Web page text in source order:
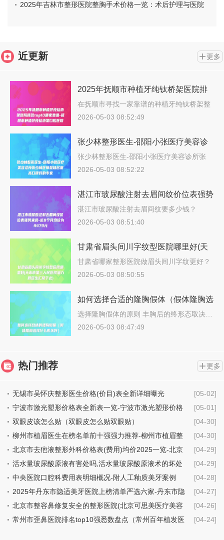
2025年吉林市整形医院整胸手术价格一览：术后护理与医院
近更新 更多
2025年抚顺市种植牙纯钛桥架医院排
名top10哪家靠谱-抚顺市种植牙纯钛桥
架口腔医院
在抚顺市寻找一家靠谱的种植牙纯钛桥架整
形…
2026-05-03 08:52:49
张少林整形医生-邵阳小张医疗美容诊
所张少林医师是知名度高口碑好的专家
张少林整形医生-邵阳小张医疗美容诊所张
少…
2026-05-03 08:52:22
湛江市玻尿酸注射去眉间纹价位表强势
来袭-近8个月均价为4479元
湛江市玻尿酸注射去眉间纹要多少钱？
202…
2026-05-03 08:51:40
甘肃省眉头间川字纹型医院哪里好(天
水市第三人民医院潜力股医生汇聚于
此)
甘肃省哪家整形医院做眉头间川字纹更好？
说…
2026-05-03 08:50:55
如何选择合适的隆胸假体（假体隆胸选
择什么形状好）
选择隆胸假体的原则 丰胸后的终形态取决…
2026-05-03 08:47:49
热门推荐 更多
[05-02]
无锡市吴怀庆整形医生价格(价目)表全新详细曝光
[05-01]
宁波市激光塑形价格表全新表一览-宁波市激光塑形价格
行情
[04-30]
双眼皮该怎么贴（双眼皮怎么贴双眼贴）
[04-30]
柳州市植眉医生在榜名单前十强强力推荐-柳州市植眉整
形医生
[04-29]
北京市去疤液整形外科价格表(费用)均价2025一览-北京
市去疤液具体费用是多少钱
[04-29]
活水量玻尿酸原液有害处吗,活水量玻尿酸原液术的坏处
[04-28]
中央医院口腔科费用表明细概况-附人工釉质美牙案例
[04-27]
2025年丹东市隐适美牙医院上榜清单严选六家-丹东市隐
适美牙口腔医院
[04-26]
北京市整容鼻修复安全的整形医院(北京可思美医疗美容
机构技术点评_附价格一览表)
[04-24]
常州市歪鼻医院排名top10强悉数盘点（常州百年植发医